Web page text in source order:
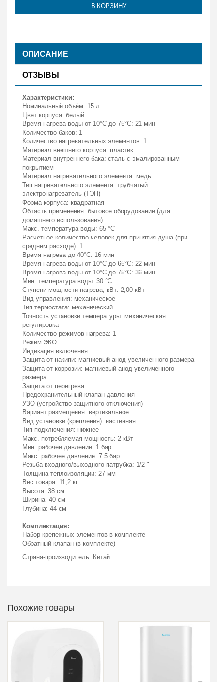
В КОРЗИНУ
ОПИСАНИЕ
ОТЗЫВЫ
Характеристики:
Номинальный объём: 15 л
Цвет корпуса: белый
Время нагрева воды от 10°С до 75°С: 21 мин
Количество баков: 1
Количество нагревательных элементов: 1
Материал внешнего корпуса: пластик
Материал внутреннего бака: сталь с эмалированным
покрытием
Материал нагревательного элемента: медь
Тип нагревательного элемента: трубчатый
электронагреватель (ТЭН)
Форма корпуса: квадратная
Область применения: бытовое оборудование (для
домашнего использования)
Макс. температура воды: 65 °С
Расчетное количество человек для принятия душа (при
среднем расходе): 1
Время нагрева до 40°С: 16 мин
Время нагрева воды от 10°С до 65°С: 22 мин
Время нагрева воды от 10°С до 75°С: 36 мин
Мин. температура воды: 30 °С
Ступени мощности нагрева, кВт: 2,00 кВт
Вид управления: механическое
Тип термостата: механический
Точность установки температуры: механическая
регулировка
Количество режимов нагрева: 1
Режим ЭКО
Индикация включения
Защита от накипи: магниевый анод увеличенного размера
Защита от коррозии: магниевый анод увеличенного
размера
Защита от перегрева
Предохранительный клапан давления
УЗО (устройство защитного отключения)
Вариант размещения: вертикальное
Вид установки (крепления): настенная
Тип подключения: нижнее
Макс. потребляемая мощность: 2 кВт
Мин. рабочее давление: 1 бар
Макс. рабочее давление: 7.5 бар
Резьба входного/выходного патрубка: 1/2 "
Толщина теплоизоляции: 27 мм
Вес товара: 11,2 кг
Высота: 38 см
Ширина: 40 см
Глубина: 44 см
Комплектация:
Набор крепежных элементов в комплекте
Обратный клапан (в комплекте)
Страна-производитель: Китай
Похожие товары